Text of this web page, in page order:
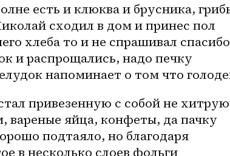
есть и клюква и брусника,
сходил в дом и принес пол
хлеба то и не спрашивал спасибо
и распрощались, надо печку
привезенную с собой не хитрую
вареные яйца, конфеты, да пачку
подтаяло, но благодаря
в несколько слоев фольги